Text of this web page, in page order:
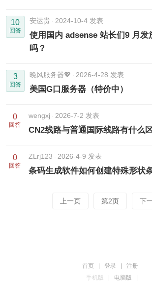
10
回答
安运贵 2024-10-4 发表
使用国内 adsense 站长们9 月发
吗？
3
回答
晚风服务器💖 2026-4-28 发表
美国G口服务器（特价中）
0
回答
wengxj 2026-7-2 发表
CN2线路与普通国际线路有什么
0
回答
ZLrj123 2026-4-9 发表
条码生成软件如何创建特殊形状
上一页 第2页 下
首页 登录
注册
手机版
电脑版